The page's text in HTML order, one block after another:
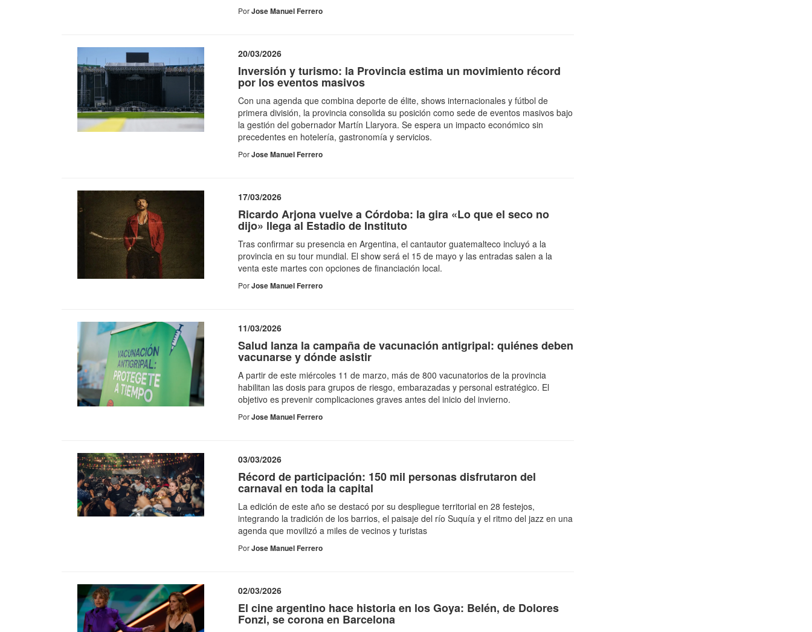
PorJose Manuel Ferrero
20/03/2026
Inversión y turismo: la Provincia estima un movimiento récord
por los eventos masivos
Con una agenda que combina deporte de élite, shows internacionales y fútbol de
primera división, la provincia consolida su posición como sede de eventos masivos bajo
la gestión del gobernador Martín Llaryora. Se espera un impacto económico sin
precedentes en hotelería, gastronomía y servicios.
PorJose Manuel Ferrero
17/03/2026
Ricardo Arjona vuelve a Córdoba: la gira «Lo que el seco no
dijo» llega al Estadio de Instituto
Tras confirmar su presencia en Argentina, el cantautor guatemalteco incluyó a la
provincia en su tour mundial. El show será el 15 de mayo y las entradas salen a la
venta este martes con opciones de financiación local.
PorJose Manuel Ferrero
11/03/2026
Salud lanza la campaña de vacunación antigripal: quiénes deben
vacunarse y dónde asistir
A partir de este miércoles 11 de marzo, más de 800 vacunatorios de la provincia
habilitan las dosis para grupos de riesgo, embarazadas y personal estratégico. El
objetivo es prevenir complicaciones graves antes del inicio del invierno.
PorJose Manuel Ferrero
03/03/2026
Récord de participación: 150 mil personas disfrutaron del
carnaval en toda la capital
La edición de este año se destacó por su despliegue territorial en 28 festejos,
integrando la tradición de los barrios, el paisaje del río Suquía y el ritmo del jazz en una
agenda que movilizó a miles de vecinos y turistas
PorJose Manuel Ferrero
02/03/2026
El cine argentino hace historia en los Goya: Belén, de Dolores
Fonzi, se corona en Barcelona